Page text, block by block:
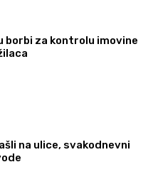
borbi za kontrolu imovine
na ulice, svakodnevni